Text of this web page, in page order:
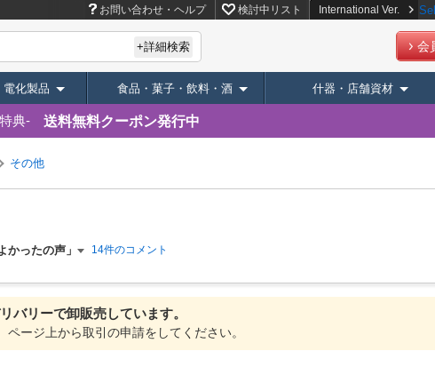
お問い合わせ・ヘルプ 検討中リスト International Ver.
+詳細検索 会
電化製品 食品・菓子・飲料・酒 什器・店舗資材
典 送料無料クーポン発行中
その他
かったの声」 14件のコメント
バリーで卸販売しています。
ージ上から取引の申請をしてください。